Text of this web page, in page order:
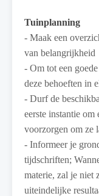
Tuinplanning
- Maak een
van belangrijkheid
- Om tot een
deze behoeften in
- Durf de
eerste instantie om
voorzorgen om ze
- Informeer je
tijdschriften;
materie, zal je niet
uiteindelijke